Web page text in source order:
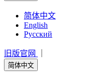
简体中文
English
Русский
旧版官网
简体中文